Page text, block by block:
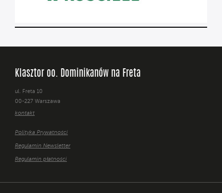
Klasztor oo. Dominikanów na Freta
ul. Freta 10
00-227 Warszawa
kontakt
Polityka Prywatności
Regulamin Newsletter
Regulamin płatności